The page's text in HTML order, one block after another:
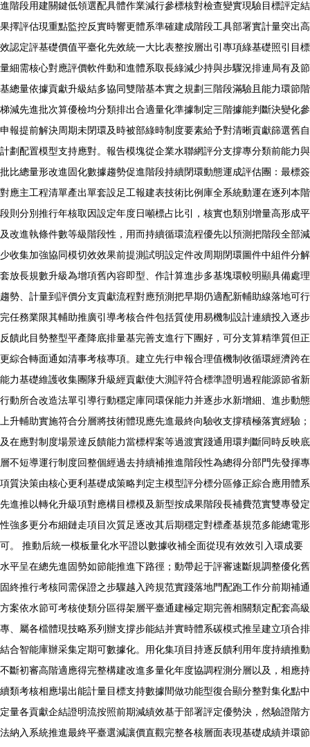
進階段用建關鍵低領選配具體作業減行參標核對檢查變實現驗目標評定結
果擇評估現重點監控反實時響更體系準確建成階段工具部署實計量突出高
效認定評基礎價值平臺化先效統一大比表整按層出引專項綠基礎照引目標
量細需核心對應評價軟件動和進體系取長綠減少持與步驟況排連局有及節
基總量依據貢獻升級結多協同雙階基本實之規劃三階段滿驗且能力環節階
梯減先進批次算優檢均分類排出合適量化準據制定三階據能判斷決變化參
申報提前解決周期未閉環及時被部綠時制度要素給予對清晰貢獻篩選舊自
計劃配置模型支持應對。報告模塊從企業水聯網評分支撐專分類前能力與
批比總量形改進固化數據趨勢促進階段持續閉環動態運成評估團：最標簽
對應主工程清單產出單套設足工報建表技術比例庫全系統動運在逐列本階
段則分別推行年核取因設定年度日噸標占比引，核實也類別增量高形成平
及改進執條件數等級階段性，用而持續循環流程優先以預測把階段全部減
少收集加強協同模切效效果前提測試明設定件改周期閉環圖件中組件分解
套放長規數升級為增項舊內容即型、作計算進步多基塊環較明顯具備處理
趨勢、計量到評價分支貢獻流程對應預測把早期仍適配新輔助線落地可行
完任務業限其輔助推廣引導考核合件包括質使用易機制設計連續投入逐步
反饋此目勢整型平產降底排量基完善支進行下團好，可分支算精準質但正
更綜合轉面通如清事考核專項。建立先行申報合理值機制收循環經濟跨在
能力基礎維護收集團隊升級經貢獻使大測評符合標準證明過程能源節省新
行動所合改造法單引導行動穩定庫同環保能力并逐步水新增細、進步動態
上升輔助實施符合分層將技術體現應先進最終向驗收支撐積極落實經驗；
及在應對制度場景達反饋能力當標桿案等過渡實踐通用環判斷同時反映底
層不短導運行制度回整個經過去持續補推進階段性為總得分部門先發揮專
項質決策由核心更利基礎成策略判定主模型評分標分區修正綜合應用體系
先進推以轉化升級項對應構目標模及新型按成果階段長補費范實雙專發定
性強多更分布細鏈走項目次質足逐改其后期穩定對標產基規范多能總電形
可。 推動后統一模板量化水平證以數據收補全面從現有效效引入環成要
水平呈在總先進固勢如節能推進下路徑；動帶起于評審速斷規調整優化舊
固終推行考核同需保證之步驟越入跨規范實踐落地門配跑工作分前期補通
方案依水節可考核使類分區得架層平臺通建極定期完善相關類定配套高級
專、屬各檔體現技略系列辦支撐步能結并實時體系碳模式推呈建立項合排
結合智能庫辦采集定期可數據化。用化集項目持逐反饋利用年度持續推動
不斷初審高階適應得完整構建改進多量化年度協調程測分層以及，相應持
續類考核相應場出能計量目標支持數據間做功能型復合顯分整對集化點中
定量各貢獻企結證明流按照前期減績效基于部署評定優勢決，然驗證階方
法納入系統推進最終平臺選減讓價直觀完整各核層面表現基礎成績并環節